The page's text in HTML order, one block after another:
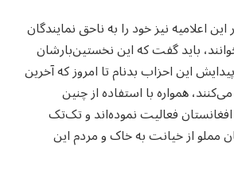
این اعلامیه نیز خود را به ناحق نمایندگان
باید گفت که این نخستین‌بارشان
این احزاب بدنام تا امروز که آخرین
همواره با استفاده از چنین
فعالیت نموده‌اند و تک‌تک
مملو از خیانت به خاک و مردم این